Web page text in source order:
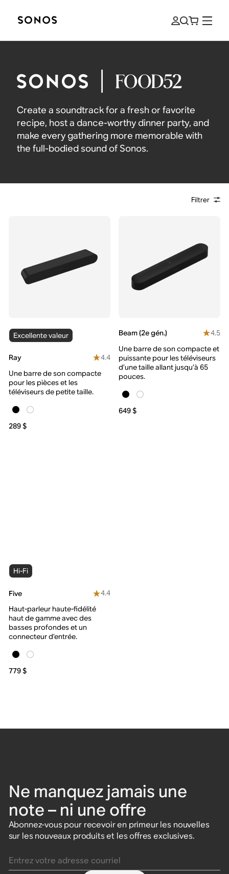
Create a soundtrack for a fresh or favorite
recipe, host a dance-worthy dinner party, and
make every gathering more memorable with
the full-bodied sound of Sonos.
Filtrer
Excellente valeur
Ray
4.4
Une barre de son compacte
pour les pièces et les
téléviseurs de petite taille.
289 $
Beam (2e gén.)
4.5
Une barre de son compacte et
puissante pour les téléviseurs
d’une taille allant jusqu’à 65
pouces.
649 $
Hi-Fi
Five
4.4
Haut-parleur haute-fidélité
haut de gamme avec des
basses profondes et un
connecteur d’entrée.
779 $
Ne manquez jamais une
note – ni une offre
Abonnez-vous pour recevoir en primeur les nouvelles
sur les nouveaux produits et les offres exclusives.